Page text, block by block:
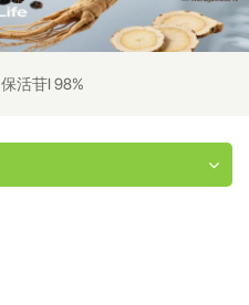
保活苷I 98%